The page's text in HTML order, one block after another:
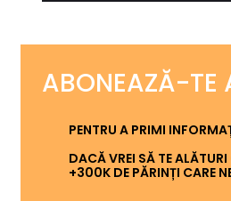
ABONEAZĂ-TE
PENTRU A PRIMI
DACĂ VREI SĂ TE
+300K DE PĂRINȚI CARE